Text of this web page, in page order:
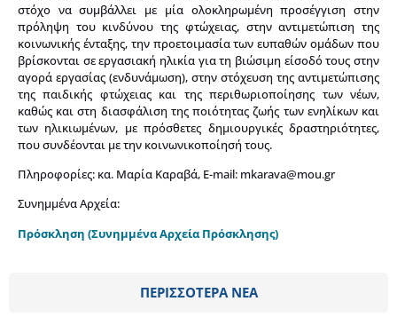
στόχο να συμβάλλει με μία ολοκληρωμένη προσέγγιση στην
πρόληψη του κινδύνου της φτώχειας, στην αντιμετώπιση της
κοινωνικής ένταξης, την προετοιμασία των ευπαθών ομάδων που
βρίσκονται σε εργασιακή ηλικία για τη βιώσιμη είσοδό τους στην
αγορά εργασίας (ενδυνάμωση), στην στόχευση της αντιμετώπισης
της παιδικής φτώχειας και της περιθωριοποίησης των νέων,
καθώς και στη διασφάλιση της ποιότητας ζωής των ενηλίκων και
των ηλικιωμένων, με πρόσθετες δημιουργικές δραστηριότητες,
που συνδέονται με την κοινωνικοποίησή τους.
Πληροφορίες: κα. Μαρία Καραβά, Ε-mail: mkarava@mou.gr
Συνημμένα Αρχεία:
Πρόσκληση (Συνημμένα Αρχεία Πρόσκλησης)
ΠΕΡΙΣΣΟΤΕΡΑ ΝΕΑ